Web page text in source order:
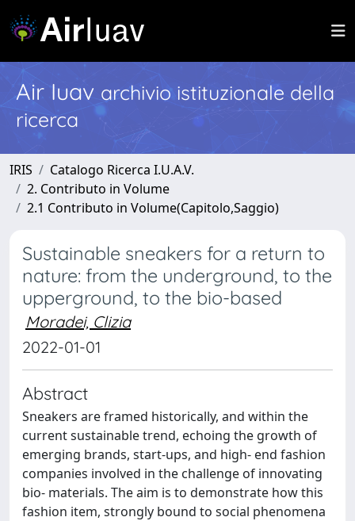
Air Iuav archivio istituzionale della
ricerca
IRIS
Catalogo Ricerca I.U.A.V.
2. Contributo in Volume
2.1 Contributo in Volume(Capitolo,Saggio)
Sustainable sneakers for a return to
nature: from the underground, to the
upperground, to the bio-based
Moradei, Clizia
2022-01-01
Abstract
Sneakers are framed historically, and within the
current sustainable trend, echoing the growth of
emerging brands, start-ups, and high- end fashion
companies involved in the challenge of innovating
bio- materials. The aim is to demonstrate how this
fashion item, strongly bound to social phenomena